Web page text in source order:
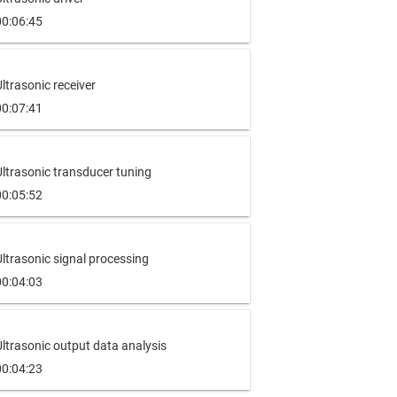
receiver
transducer tuning
signal processing
output data analysis